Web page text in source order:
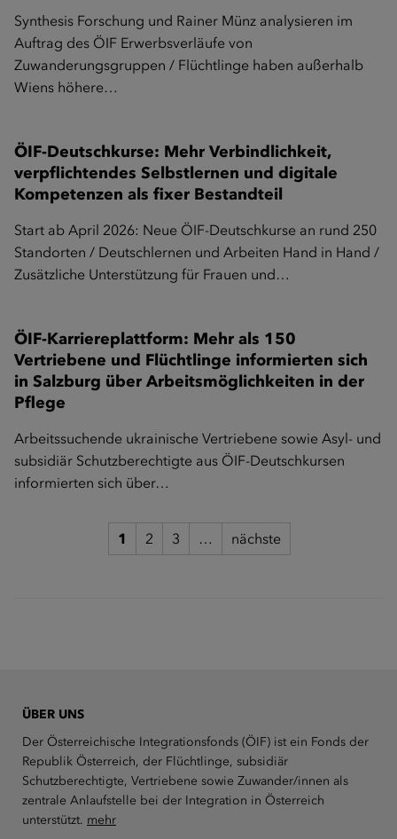
Synthesis Forschung und Rainer Münz analysieren im
Auftrag des ÖIF Erwerbsverläufe von
Zuwanderungsgruppen / Flüchtlinge haben außerhalb
Wiens höhere…
ÖIF-Deutschkurse: Mehr Verbindlichkeit,
verpflichtendes Selbstlernen und digitale
Kompetenzen als fixer Bestandteil
Start ab April 2026: Neue ÖIF-Deutschkurse an rund 250
Standorten / Deutschlernen und Arbeiten Hand in Hand /
Zusätzliche Unterstützung für Frauen und…
ÖIF-Karriereplattform: Mehr als 150
Vertriebene und Flüchtlinge informierten sich
in Salzburg über Arbeitsmöglichkeiten in der
Pflege
Arbeitssuchende ukrainische Vertriebene sowie Asyl- und
subsidiär Schutzberechtigte aus ÖIF-Deutschkursen
informierten sich über…
1 2 3 … nächste
ÜBER UNS
Der Österreichische Integrationsfonds (ÖIF) ist ein Fonds der
Republik Österreich, der Flüchtlinge, subsidiär
Schutzberechtigte, Vertriebene sowie Zuwander/innen als
zentrale Anlaufstelle bei der Integration in Österreich
unterstützt. mehr